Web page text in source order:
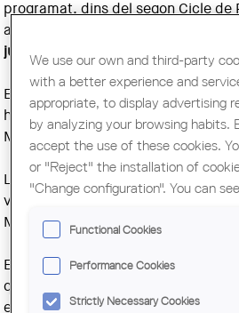
programat, dins del segon Cicle de
a La Sagrera que es durà a terme
juliol.
El punt de trobada és la plaça del
h. La pedalada finalitzarà a la porta
Museu del Disseny, cap a les 14.30
La longitud total de l'itinerari és
visitaran els barris del Clot, La
Maquinista, Bon Pastor, La Verneda
Els participants poden portar la
que hi ha la possibilitat de llogar-ne
elèctrica, que es lliurarà al lloc de
We use our own and third-party
with a better experience and
appropriate, to display advertising
by analyzing your browsing habits.
accept the use of these cookies.
or "Reject" the installation of
"Change configuration". You can
Functional Cookies
Performance Cookies
Strictly Necessary Cookies